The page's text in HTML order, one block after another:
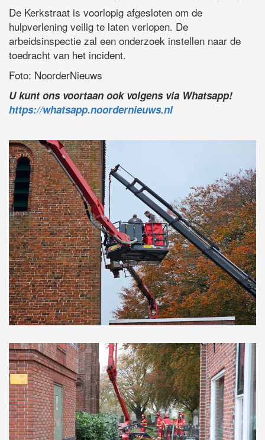
De Kerkstraat is voorlopig afgesloten om de
hulpverlening veilig te laten verlopen. De
arbeidsinspectie zal een onderzoek instellen naar de
toedracht van het incident.
Foto: NoorderNieuws
U kunt ons voortaan ook volgens via Whatsapp!
https://whatsapp.noordernieuws.nl